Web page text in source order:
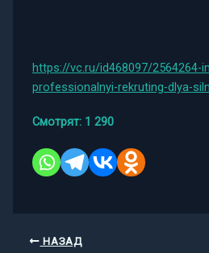
https://vc.ru/id468097/2564264-
professionalnyi-rekruting-dlya-
Смотрят: 1 290
НАЗАД